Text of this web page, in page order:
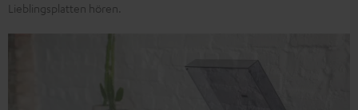
Lieblingsplatten hören.